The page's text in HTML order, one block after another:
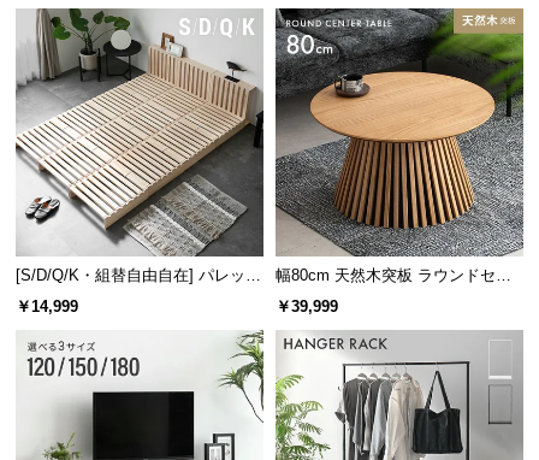
[S/D/Q/K・組替自由自在] パレット
ベッド 8/12/16枚セット
￥14,999
幅80cm 天然木突板 ラウンドセン
ターテーブル 美しい格子デザイン
￥39,999